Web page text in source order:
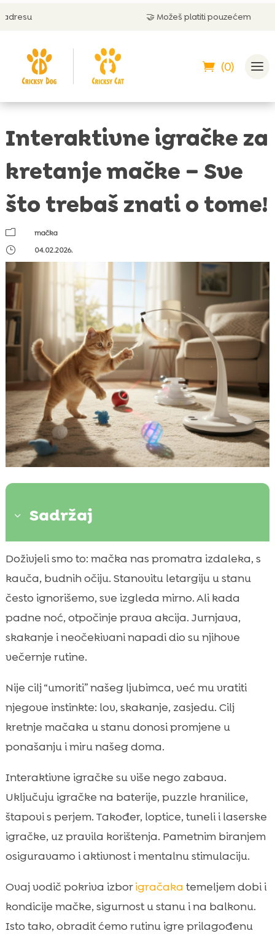
🤝 Možeš platiti pouzećem
(0)
Interaktivne igračke za
kretanje mačke – Sve
što trebaš znati o tome!
m
mačka
}
04.02.2026.
3 Sadržaj
 Zašto su mačkama potrebne igračke koje
potiču kretanje
 interaktivne igračke za kretanje mačke

Najpopularnije vrste interaktivnih igračaka
Kako odabrati pravu igračku prema dobi i
kondiciji mačke
Sigurnost tijekom igre u stanu i na balkonu
Rutina igre: koliko, kada i kako se igrati s
Interaktivne igračke za mačke u malom
prostoru
Enrichment kod kuće: ideje za “mačji
Uobičajene greške koje radimo pri kupnji
interaktivnih igračaka

Znakovi da igračka zaista pomaže:
ponašanje i kondicija
aktivnu mačku
 Higijena nakon aktivne igre: pijesak i mirisi u
domu
Doživjeli smo to: mačka nas promatra izdaleka, s
kauča, budnih očiju. Stanovitu letargiju u stanu
često ignorišemo, sve izgleda mirno. Ali kada
padne noć, otpočinje prava akcija. Jurnjava,
skakanje i neočekivani napadi dio su njihove
večernje rutine.
Nije cilj “umoriti” našeg ljubimca, već mu vratiti
njegove instinkte: lov, skakanje, zasjedu. Cilj
kretnje mačaka u stanu donosi promjene u
ponašanju i miru našeg doma.
Interaktivne igračke su više nego zabava.
Uključuju igračke na baterije, puzzle hranilice,
štapovi s perjem. Također, loptice, tuneli i laserske
igračke, uz pravila korištenja. Pametnim biranjem
osiguravamo i aktivnost i mentalnu stimulaciju.
Ovaj vodič pokriva izborigračaka temeljem dobi i
kondicije mačke, sigurnost u stanu i na balkonu.
Isto tako, obradit ćemo rutinu igre prilagođenu